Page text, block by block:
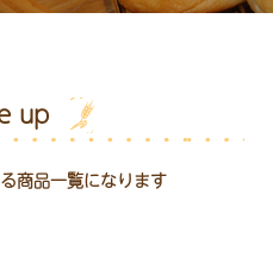
ム
ニュー
up
商品一覧になります